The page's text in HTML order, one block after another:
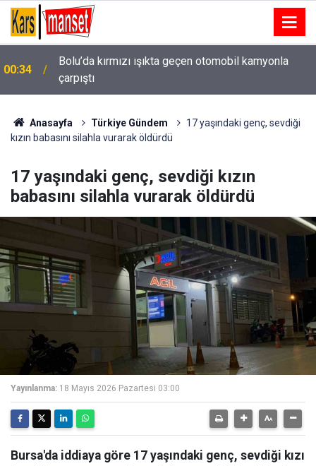
00:32
Cumhurbaşkanlığı tarafından yapılan atamalar Resmi
Gazete’de
Anasayfa Türkiye Gündem
17 yaşındaki genç, sevdiği
kızın babasını silahla vurarak öldürdü
17 yaşındaki genç, sevdiği kızın
babasını silahla vurarak öldürdü
Yayınlanma: 18 Mayıs 2026 Pazartesi 03:00
Bursa'da iddiaya göre 17 yaşındaki genç, sevdiği kızı